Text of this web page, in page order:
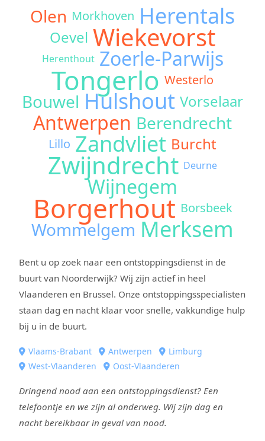
Olen Morkhoven Herentals
Oevel Wiekevorst
Herenthout Zoerle-Parwijs
Tongerlo Westerlo
Bouwel Hulshout Vorselaar
Antwerpen Berendrecht
Lillo Zandvliet Burcht
Zwijndrecht Deurne
Wijnegem
Borgerhout Borsbeek
Wommelgem Merksem
Bent u op zoek naar een ontstoppingsdienst in de
buurt van Noorderwijk? Wij zijn actief in heel
Vlaanderen en Brussel. Onze ontstoppingsspecialisten
staan dag en nacht klaar voor snelle, vakkundige hulp
bij u in de buurt.
Vlaams-Brabant Antwerpen
Limburg
West-Vlaanderen
Oost-Vlaanderen
Dringend nood aan een ontstoppingsdienst? Een
telefoontje en we zijn al onderweg. Wij zijn dag en
nacht bereikbaar in geval van nood.